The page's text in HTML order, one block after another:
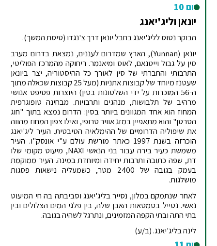
יום 10
יונאן וליג'יאנג
הבוקר נטוס לליג'יאנג בחבל יונאן דרך צ'נגדו (טיסת המשך).
יונאן (Yunnan), הארץ שמדרום לעננים, נמצאת בדרום מערב
סין על גבול וייטנאם, לאוס ומיאנמר. ריחוקה מהמרכז הפוליטי,
התרבותי והחברתי של סין לאורך כל ההיסטוריה, יצר ביונאן
שעטנז מיוחד של קבוצות אתניות (מעל 25 קבוצות שכאלה מתוך
ה-56 המוכרות על ידי השלטונות בסין) היוצרות פסיפס אנושי
מרהיב של תלבושות, מנהגים ותרבויות. מבחינה טופוגרפית
המחוז הוא אחד המגוונים ביותר בסין: הדרום נמצא בתוך "חוג
הסרטן" והוא מתאפיין במזג אוויר טרופי, ואילו צפון המחוז מהווה
את שיפוליה הדרומיים של ההימלאיה הטיבטית. העיר ליג'יאנג
הוכרזה בשנת 1997 כאתר מורשת עולם ע"י אונסק"ו. העיר
משמשת כעיר בירה עבור בני הנאשי NAXI, מיעוט מקומי שלו
דת, שפה כתובה ותרבות יחידה ומיוחדת במינה. העיר ממוקמת
בעמק בגובה של 2400 מטר, כשמעליה נישאות פסגות
מושלגות.
לאחר שנתמקם במלון, נסייר בליג'יאנג וסביבתה בה חי המיעוט
נאשי. נטייל בסמטאות האבן שלה, בין פלגי המים הצלולים ובין
בתי התה ובתי הקפה המזמינים, ונתרגל לשהיה בגובה.
לינה בליג'יאנג. (ב/ע)